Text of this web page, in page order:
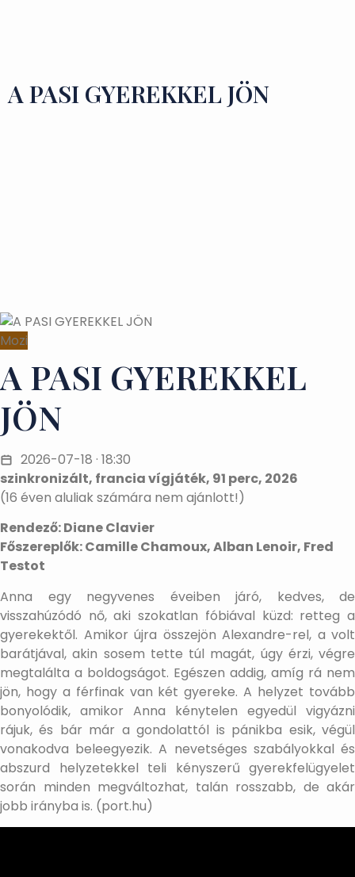
A PASI GYEREKKEL JÖN
Mozi
A PASI GYEREKKEL
JÖN
2026-07-18 · 18:30
szinkronizált, francia vígjáték, 91 perc, 2026
(16 éven aluliak számára nem ajánlott!)
Rendező: Diane Clavier
Főszereplők: Camille Chamoux, Alban Lenoir, Fred
Testot
Anna egy negyvenes éveiben járó, kedves, de
visszahúzódó nő, aki szokatlan fóbiával küzd: retteg a
gyerekektől. Amikor újra összejön Alexandre-rel, a volt
barátjával, akin sosem tette túl magát, úgy érzi, végre
megtalálta a boldogságot. Egészen addig, amíg rá nem
jön, hogy a férfinak van két gyereke. A helyzet tovább
bonyolódik, amikor Anna kénytelen egyedül vigyázni
rájuk, és bár már a gondolattól is pánikba esik, végül
vonakodva beleegyezik. A nevetséges szabályokkal és
abszurd helyzetekkel teli kényszerű gyerekfelügyelet
során minden megváltozhat, talán rosszabb, de akár
jobb irányba is. (port.hu)